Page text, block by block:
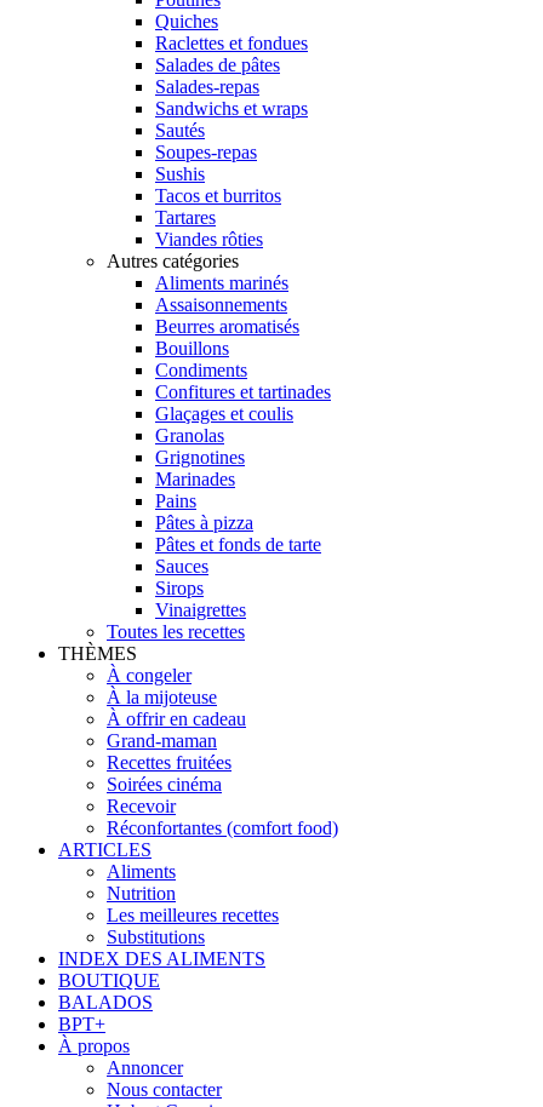
Quiches
Raclettes et fondues
Salades de pâtes
Salades-repas
Sandwichs et wraps
Sautés
Soupes-repas
Sushis
Tacos et burritos
Tartares
Viandes rôties
Autres catégories
Aliments marinés
Assaisonnements
Beurres aromatisés
Bouillons
Condiments
Confitures et tartinades
Glaçages et coulis
Granolas
Grignotines
Marinades
Pains
Pâtes à pizza
Pâtes et fonds de tarte
Sauces
Sirops
Vinaigrettes
Toutes les recettes
THÈMES
À congeler
À la mijoteuse
À offrir en cadeau
Grand-maman
Recettes fruitées
Soirées cinéma
Recevoir
Réconfortantes (comfort food)
ARTICLES
Aliments
Nutrition
Les meilleures recettes
Substitutions
INDEX DES ALIMENTS
BOUTIQUE
BALADOS
BPT+
À propos
Annoncer
Nous contacter